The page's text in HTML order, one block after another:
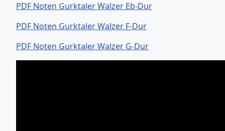
PDF Noten Gurktaler Walzer Eb-Dur
PDF Noten Gurktaler Walzer F-Dur
PDF Noten Gurktaler Walzer G-Dur